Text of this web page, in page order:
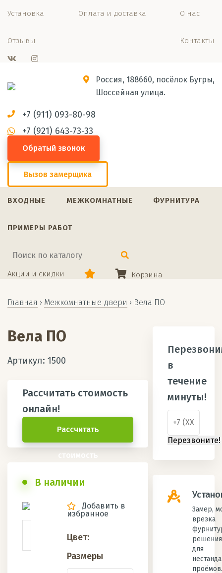
Установка Оплата и доставка О нас
Отзывы Контакты
Россия, 188660, посёлок Бугры,
Шоссейная улица.
+7 (911) 093-80-98
+7 (921) 643-73-33
Обратый звонок
Вызов замерщика
ВХОДНЫЕ МЕЖКОМНАТНЫЕ ФУРНИТУРА
ПРИМЕРЫ РАБОТ
Акции и скидки Корзина
Главная › Межкомнатные двери › Вела ПО
Вела ПО
Артикул: 1500
Рассчитать стоимость
онлайн!
Рассчитать
стоимость
В наличии
Добавить в
избранное
Цвет:
Размеры
в
течение
минуты!
Замер,
врезка
решения
для
проёмов.